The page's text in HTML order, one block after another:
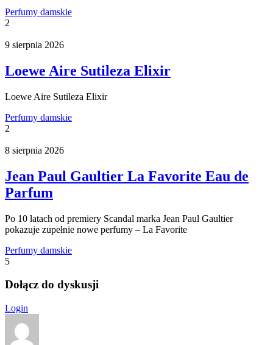
Perfumy damskie
2
9 sierpnia 2026
Loewe Aire Sutileza Elixir
Loewe Aire Sutileza Elixir
Perfumy damskie
2
8 sierpnia 2026
Jean Paul Gaultier La Favorite Eau de
Parfum
Po 10 latach od premiery Scandal marka Jean Paul Gaultier
pokazuje zupełnie nowe perfumy – La Favorite
Perfumy damskie
5
Dołącz do dyskusji
Login